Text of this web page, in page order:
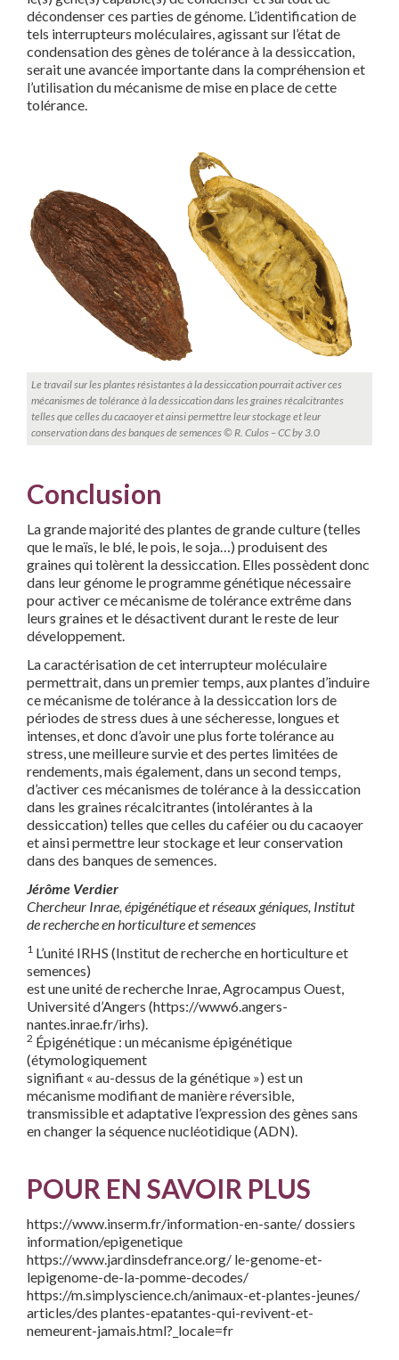
décondenser ces parties de génome. L’identification de
tels interrupteurs moléculaires, agissant sur l’état de
condensation des gènes de tolérance à la dessiccation,
serait une avancée importante dans la compréhension et
l’utilisation du mécanisme de mise en place de cette
tolérance.
Le travail sur les plantes résistantes à la dessiccation pourrait activer ces
mécanismes de tolérance à la dessiccation dans les graines récalcitrantes
telles que celles du cacaoyer et ainsi permettre leur stockage et leur
conservation dans des banques de semences © R. Culos – CC by 3.0
Conclusion
La grande majorité des plantes de grande culture (telles
que le maïs, le blé, le pois, le soja…) produisent des
graines qui tolèrent la dessiccation. Elles possèdent donc
dans leur génome le programme génétique nécessaire
pour activer ce mécanisme de tolérance extrême dans
leurs graines et le désactivent durant le reste de leur
développement.
La caractérisation de cet interrupteur moléculaire
permettrait, dans un premier temps, aux plantes d’induire
ce mécanisme de tolérance à la dessiccation lors de
périodes de stress dues à une sécheresse, longues et
intenses, et donc d’avoir une plus forte tolérance au
stress, une meilleure survie et des pertes limitées de
rendements, mais également, dans un second temps,
d’activer ces mécanismes de tolérance à la dessiccation
dans les graines récalcitrantes (intolérantes à la
dessiccation) telles que celles du caféier ou du cacaoyer
et ainsi permettre leur stockage et leur conservation
dans des banques de semences.
Jérôme Verdier
Chercheur Inrae, épigénétique et réseaux géniques, Institut
de recherche en horticulture et semences
1 L’unité IRHS (Institut de recherche en horticulture et
semences)
est une unité de recherche Inrae, Agrocampus Ouest,
Université d’Angers (https://www6.angers-
nantes.inrae.fr/irhs).
2 Épigénétique : un mécanisme épigénétique
(étymologiquement
signifiant « au-dessus de la génétique ») est un
mécanisme modifiant de manière réversible,
transmissible et adaptative l’expression des gènes sans
en changer la séquence nucléotidique (ADN).
POUR EN SAVOIR PLUS
https://www.inserm.fr/information-en-sante/ dossiers
information/epigenetique
https://www.jardinsdefrance.org/ le-genome-et-
lepigenome-de-la-pomme-decodes/
https://m.simplyscience.ch/animaux-et-plantes-jeunes/
articles/des plantes-epatantes-qui-revivent-et-
nemeurent-jamais.html?_locale=fr